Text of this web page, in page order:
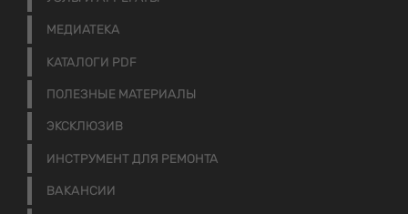
МЕДИАТЕКА
КАТАЛОГИ PDF
ПОЛЕЗНЫЕ МАТЕРИАЛЫ
ЭКСКЛЮЗИВ
ИНСТРУМЕНТ ДЛЯ РЕМОНТА
ВАКАНСИИ